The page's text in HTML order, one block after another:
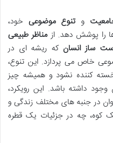
و تنوع موضوعی خود،
را پوشش دهد. از مناظر طبیعی
ساز انسان که ریشه ای در
خاص می پردازد. این تنوع،
کننده نشود و همیشه چیز
داشته باشد. این رویکرد،
در جنبه های مختلف زندگی و
کوه، چه در جزئیات یک قطره